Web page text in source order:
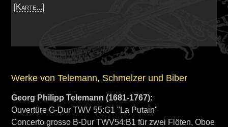
[Karte...]
Werke von Telemann, Schmelzer und Biber
Georg Philipp Telemann (1681-1767):
Ouvertüre G-Dur TWV 55:G1 "La Putain"
Concerto grosso B-Dur TWV54:B1 für zwei Flöten, Oboe